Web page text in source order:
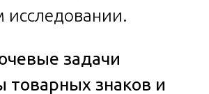
исследовании.
задачи
товарных знаков и